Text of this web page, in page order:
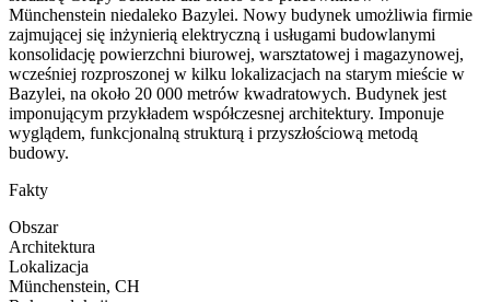
Münchenstein niedaleko Bazylei. Nowy budynek umożliwia firmie
zajmującej się inżynierią elektryczną i usługami budowlanymi
konsolidację powierzchni biurowej, warsztatowej i magazynowej,
wcześniej rozproszonej w kilku lokalizacjach na starym mieście w
Bazylei, na około 20 000 metrów kwadratowych. Budynek jest
imponującym przykładem współczesnej architektury. Imponuje
wyglądem, funkcjonalną strukturą i przyszłościową metodą
budowy.
Fakty
Obszar
Architektura
Lokalizacja
Münchenstein, CH